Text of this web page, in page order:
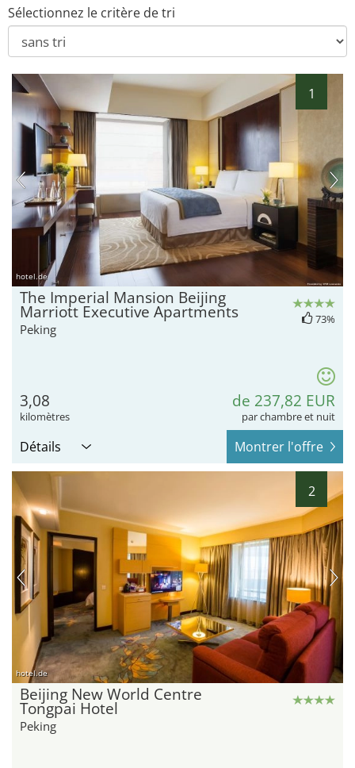
Sélectionnez le critère de tri
1
hotel.de
The Imperial Mansion Beijing
Marriott Executive Apartments
Peking
73%
3,08
kilomètres
de 237,82 EUR
par chambre et nuit
Détails Montrer l'offre
2
hotel.de
Beijing New World Centre
Tongpai Hotel
Peking